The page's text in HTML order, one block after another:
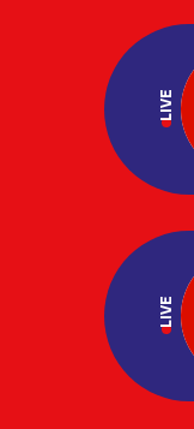
LIVE
LIVE